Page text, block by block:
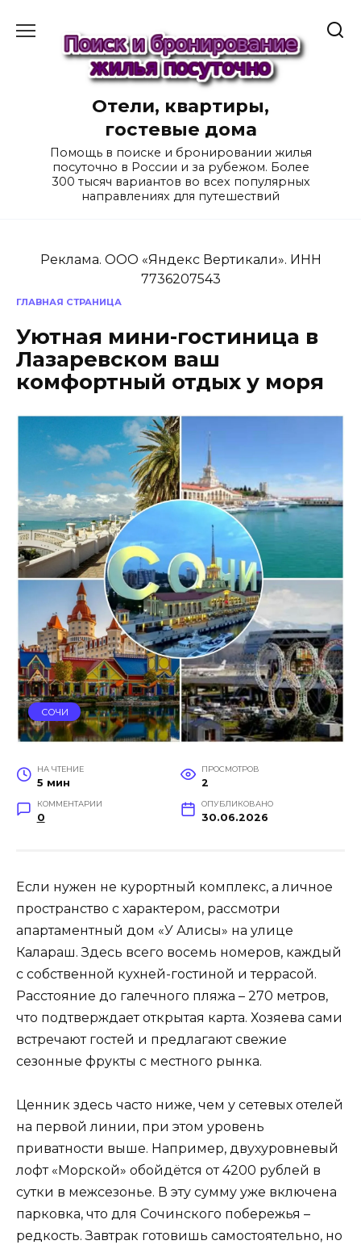
содержанию
Отели, квартиры,
гостевые дома
Помощь в поиске и бронировании жилья
посуточно в России и за рубежом. Более
300 тысяч вариантов во всех популярных
направлениях для путешествий
Реклама. ООО «Яндекс Вертикали». ИНН
7736207543
ГЛАВНАЯ СТРАНИЦА
Уютная мини-гостиница в
Лазаревском ваш
комфортный отдых у моря
СОЧИ
НА ЧТЕНИЕ
5 мин
ПРОСМОТРОВ
2
КОММЕНТАРИИ
0
ОПУБЛИКОВАНО
30.06.2026
Если нужен не курортный комплекс, а личное
пространство с характером, рассмотри
апартаментный дом «У Алисы» на улице
Калараш. Здесь всего восемь номеров, каждый
с собственной кухней-гостиной и террасой.
Расстояние до галечного пляжа – 270 метров,
что подтверждает открытая карта. Хозяева сами
встречают гостей и предлагают свежие
сезонные фрукты с местного рынка.
Ценник здесь часто ниже, чем у сетевых отелей
на первой линии, при этом уровень
приватности выше. Например, двухуровневый
лофт «Морской» обойдётся от 4200 рублей в
сутки в межсезонье. В эту сумму уже включена
парковка, что для Сочинского побережья –
редкость. Завтрак готовишь самостоятельно, но